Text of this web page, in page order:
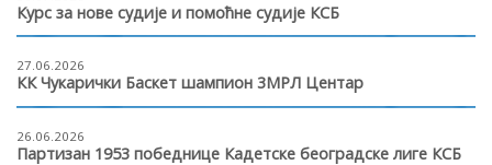
Курс за нове судије и помоћне судије КСБ
27.06.2026
КК Чукарички Баскет шампион 3МРЛ Центар
26.06.2026
Партизан 1953 победнице Кадетске београдске лиге КСБ